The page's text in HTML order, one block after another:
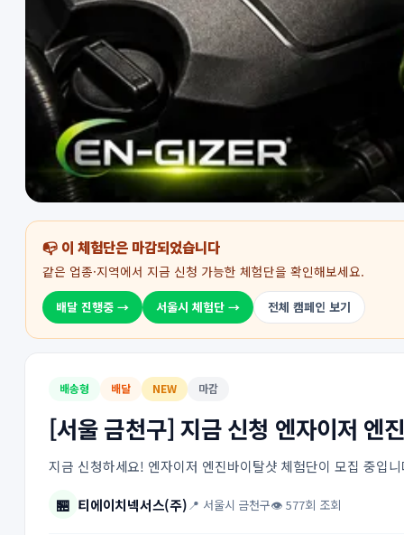
📭 이 체험단은 마감되었습니다
같은 업종·지역에서 지금 신청 가능한 체험단을 확인해보세요.
배달 진행중 → 서울시 체험단 → 전체 캠페인 보기
배송형 배달 NEW 마감
[서울 금천구] 지금 신청 엔자이저 엔
지금 신청하세요! 엔자이저 엔진바이탈샷 체험단이 모집 중입
🏪 티에이치넥서스(주) 📍 서울시 금천구👁 577회 조회